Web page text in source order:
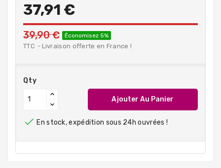
37,91 €
39,90 € Économisez 5%
TTC Livraison offerte en France !
Qty
Ajouter Au Panier
 En stock, expédition sous 24h ouvrées !